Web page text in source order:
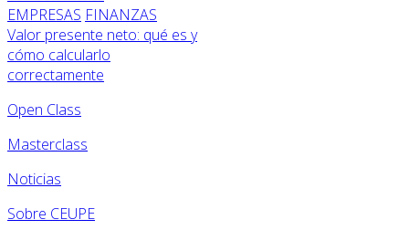
EMPRESAS FINANZAS
Valor presente neto: qué es y
cómo calcularlo
correctamente
Open Class
Masterclass
Noticias
Sobre CEUPE